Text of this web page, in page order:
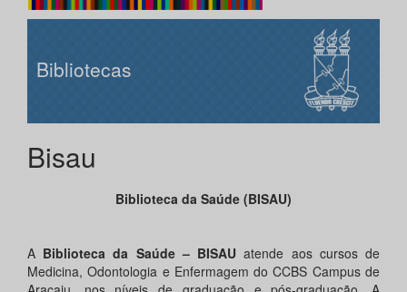
Bibliotecas
Bisau
Biblioteca da Saúde (BISAU)
A Biblioteca da Saúde – BISAU atende aos cursos de
Medicina, Odontologia e Enfermagem do CCBS Campus de